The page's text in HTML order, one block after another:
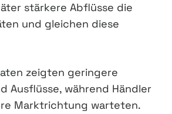
stärkere Abflüsse die
und gleichen diese
zeigten geringere
Ausflüsse, während Händler
Marktrichtung warteten.